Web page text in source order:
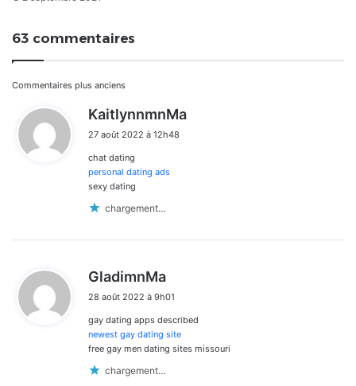
63 commentaires
Navigation
dans
les
commentaires
Commentaires plus anciens
KaitlynnmnMa
27 août 2022 à 12h48
chat dating
personal dating ads
sexy dating
chargement…
GladimnMa
t
:
28 août 2022 à 9h01
gay dating apps described
newest gay dating site
free gay men dating sites missouri
chargement…